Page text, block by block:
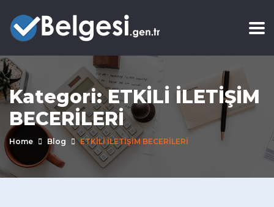
Kategori:ETKİLİ İLETİŞİM
BECERİLERİ
Home Blog ETKİLİ İLETİŞİM BECERİLERİ